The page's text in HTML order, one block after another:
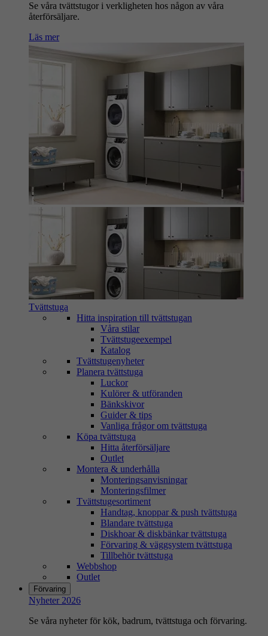
Se våra tvättstugor i verkligheten hos någon av våra
återförsäljare.
Läs mer
Tvättstuga
Hitta inspiration till tvättstugan
Våra stilar
Tvättstugeexempel
Katalog
Tvättstugenyheter
Planera tvättstuga
Luckor
Kulörer & utföranden
Bänkskivor
Guider & tips
Vanliga frågor om tvättstuga
Köpa tvättstuga
Hitta återförsäljare
Outlet
Montera & underhålla
Monteringsanvisningar
Monteringsfilmer
Tvättstugesortiment
Handtag, knoppar & push tvättstuga
Blandare tvättstuga
Diskhoar & diskbänkar tvättstuga
Förvaring & väggsystem tvättstuga
Tillbehör tvättstuga
Webbshop
Outlet
Förvaring
Nyheter 2026
Se våra nyheter för kök, badrum, tvättstuga och förvaring.